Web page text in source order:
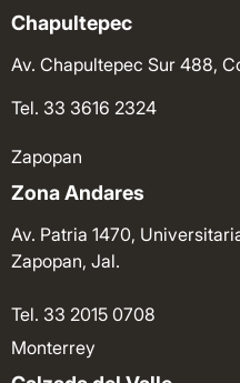
Chapultepec
Av. Chapultepec Sur 488,
Tel. 33 3616 2324
Zapopan
Zona Andares
Av. Patria 1470,
Zapopan, Jal.
Tel. 33 2015 0708
Monterrey